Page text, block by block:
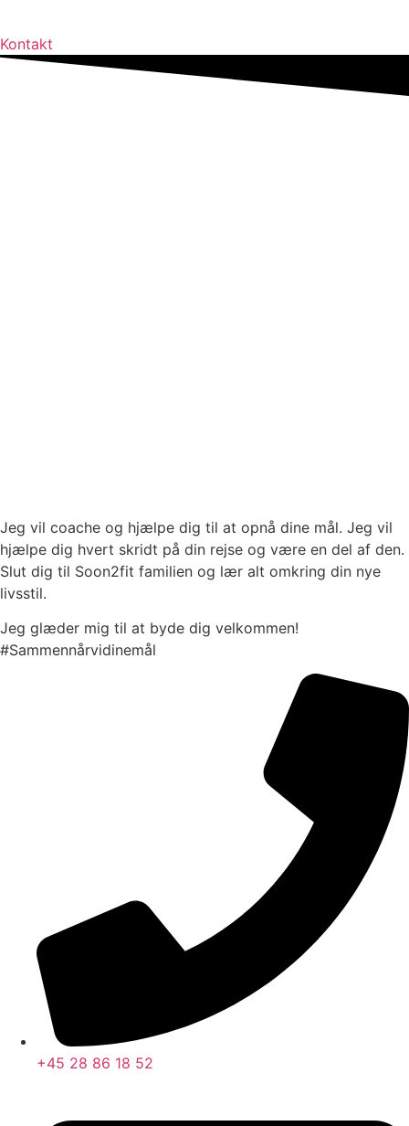
Kontakt
Jeg vil coache og hjælpe dig til at opnå dine mål. Jeg vil
hjælpe dig hvert skridt på din rejse og være en del af den.
Slut dig til Soon2fit familien og lær alt omkring din nye
livsstil.
Jeg glæder mig til at byde dig velkommen!
#Sammennårvidinemål
+45 28 86 18 52